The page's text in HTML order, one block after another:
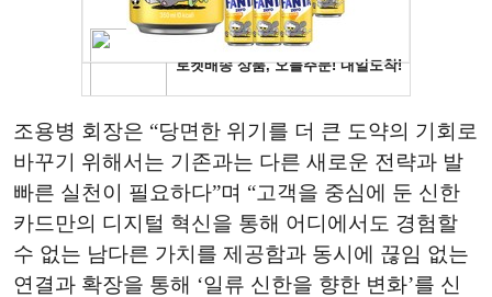
조용병 회장은 “당면한 위기를 더 큰 도약의 기회로
바꾸기 위해서는 기존과는 다른 새로운 전략과 발
빠른 실천이 필요하다”며 “고객을 중심에 둔 신한
카드만의 디지털 혁신을 통해 어디에서도 경험할
수 없는 남다른 가치를 제공함과 동시에 끊임 없는
연결과 확장을 통해 ‘일류 신한을 향한 변화’를 신